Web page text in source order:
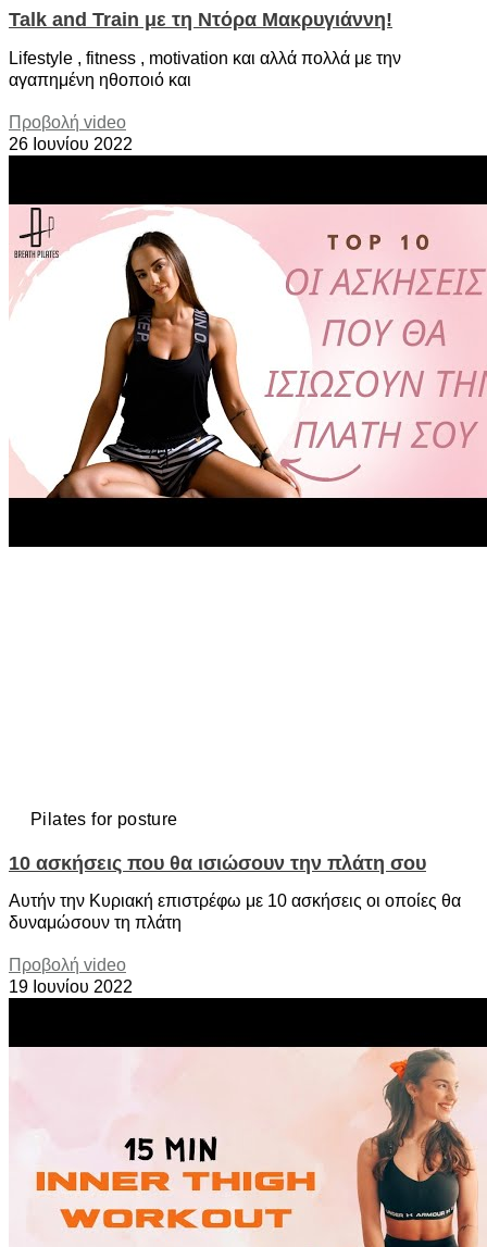
Talk and Train με τη Ντόρα Μακρυγιάννη!
Lifestyle , fitness , motivation και αλλά πολλά με την
αγαπημένη ηθοποιό και
Προβολή video
26 Ιουνίου 2022
Pilates for posture
10 ασκήσεις που θα ισιώσουν την πλάτη σου
Αυτήν την Κυριακή επιστρέφω με 10 ασκήσεις οι οποίες θα
δυναμώσουν τη πλάτη
Προβολή video
19 Ιουνίου 2022